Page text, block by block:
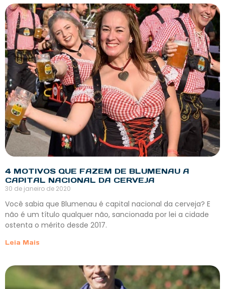
4 MOTIVOS QUE FAZEM DE BLUMENAU A
CAPITAL NACIONAL DA CERVEJA
30 de janeiro de 2020
Você sabia que Blumenau é capital nacional da cerveja? E
não é um título qualquer não, sancionada por lei a cidade
ostenta o mérito desde 2017.
Leia Mais